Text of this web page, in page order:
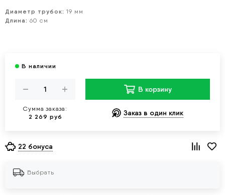
Диаметр трубок: 19 мм
Длина: 60 см
Сумма заказа:
2 269 руб
В корзину
Заказ в один клик
22 бонуса
Выбрать